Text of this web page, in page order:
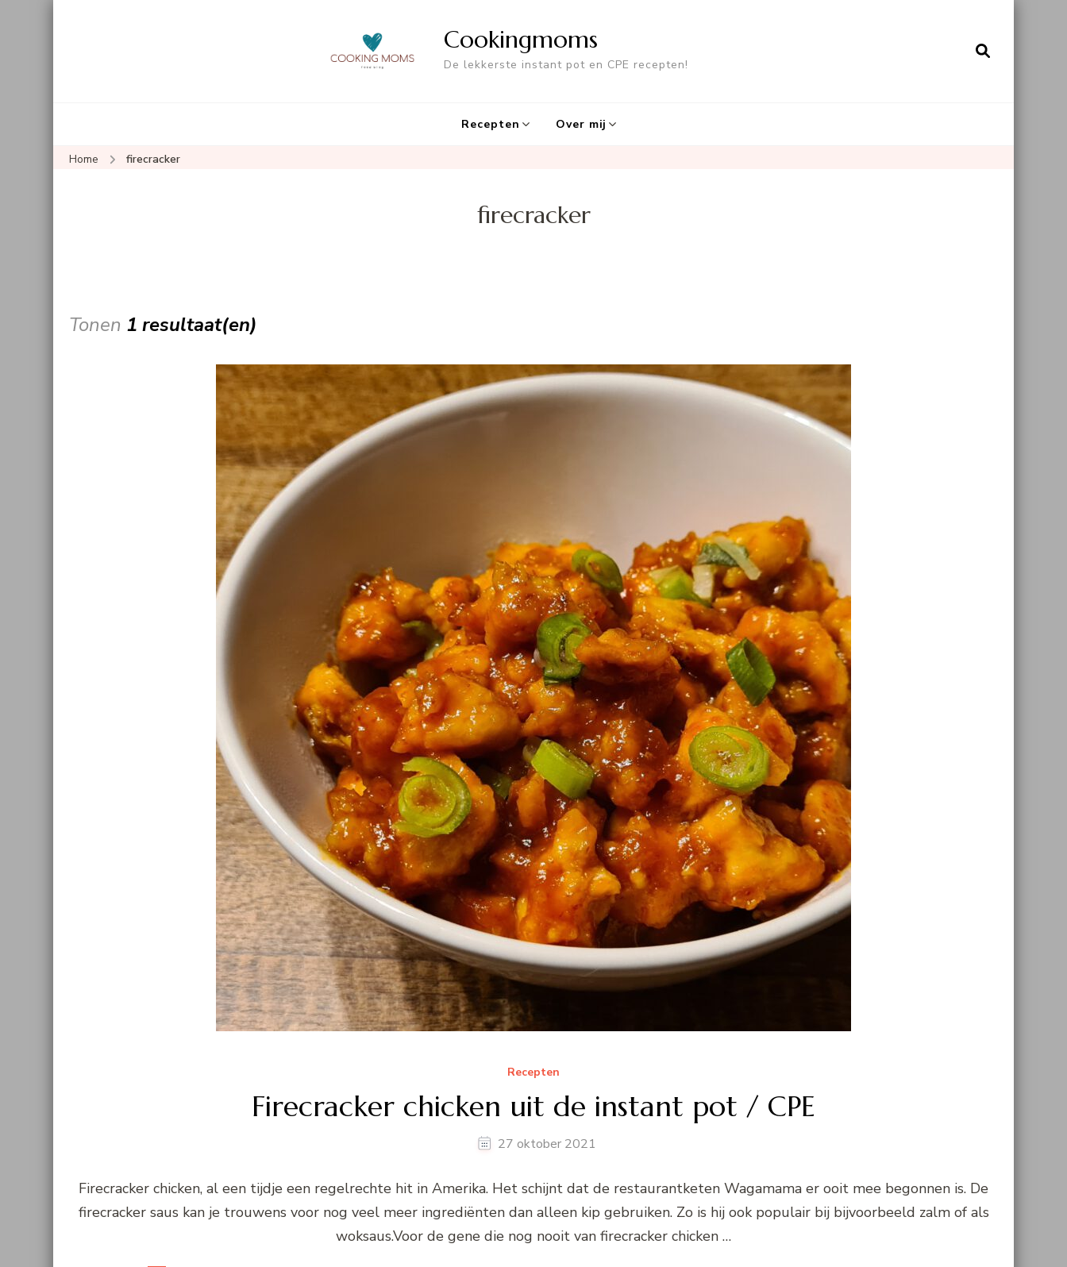
Cookingmoms
De lekkerste instant pot en CPE recepten!
Recepten Over mij
Home firecracker
firecracker
Tonen 1 resultaat(en)
Recepten
Firecracker chicken uit de instant pot / CPE
27 oktober 2021
Firecracker chicken, al een tijdje een regelrechte hit in Amerika. Het schijnt dat de restaurantketen Wagamama er ooit mee begonnen is. De
firecracker saus kan je trouwens voor nog veel meer ingrediënten dan alleen kip gebruiken. Zo is hij ook populair bij bijvoorbeeld zalm of als
woksaus.Voor de gene die nog nooit van firecracker chicken …